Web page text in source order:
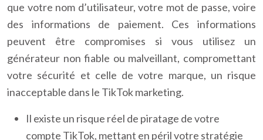
que votre nom d’utilisateur, votre mot de passe, voire
des informations de paiement. Ces informations
peuvent être compromises si vous utilisez un
générateur non fiable ou malveillant, compromettant
votre sécurité et celle de votre marque, un risque
inacceptable dans le TikTok marketing.
Il existe un risque réel de piratage de votre
compte TikTok, mettant en péril votre stratégie